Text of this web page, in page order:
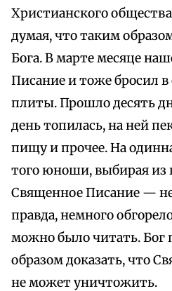
Христианского
думая, что таким
Бога. В марте месяце
Писание и тоже бросил
плиты. Прошло десять
день топилась, на ней
пищу и прочее. На
того юноши, выбирая из
Священное Писание —
правда, немного
можно было читать.
образом доказать, что
не может уничтожить.